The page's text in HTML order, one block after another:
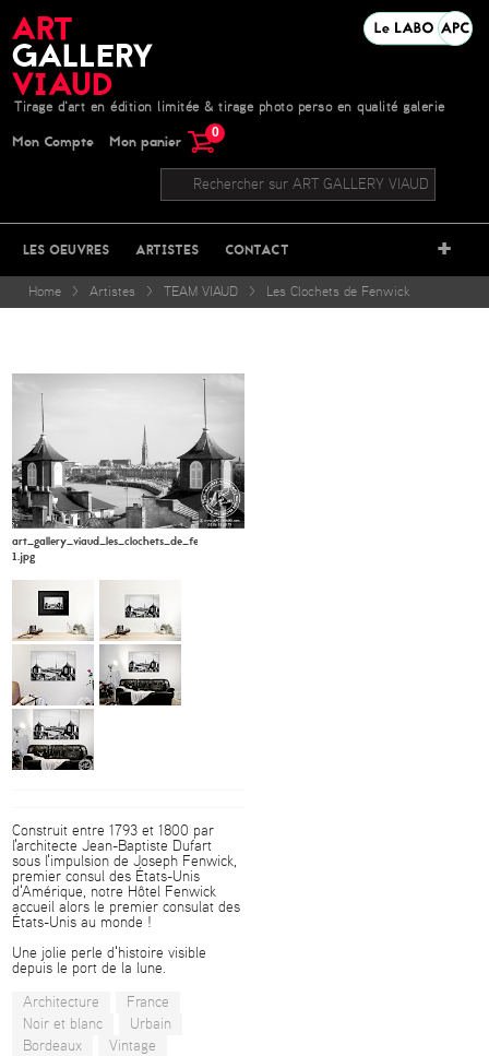
Tirage d'art en édition limitée & tirage photo perso en qualité galerie
Mon Compte Mon panier 0
LES OEUVRES ARTISTES CONTACT +
Home > Artistes > TEAM VIAUD > Les Clochets de Fenwick
art_gallery_viaud_les_clochets_de_fenwick_apc_viaud6-
1.jpg
Construit entre 1793 et 1800 par
l'architecte Jean-Baptiste Dufart
sous l'impulsion de Joseph Fenwick,
premier consul des États-Unis
d'Amérique, notre Hôtel Fenwick
accueil alors le premier consulat des
États-Unis au monde !
Une jolie perle d'histoire visible
depuis le port de la lune.
Architecture
France
Noir et blanc
Urbain
Bordeaux
Vintage